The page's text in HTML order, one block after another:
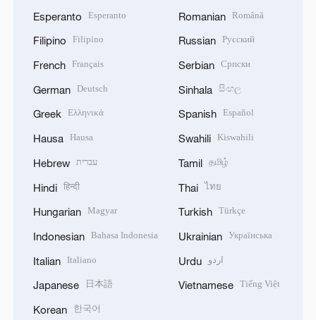
Esperanto Esperanto
Filipino Filipino
French Français
German Deutsch
Greek Ελληνικά
Hausa Hausa
Hebrew עברית
Hindi हिन्दी
Hungarian Magyar
Indonesian Bahasa Indonesia
Italian Italiano
Japanese 日本語
Korean 한국어
Romanian Română
Russian Русский
Serbian Српски
Sinhala සිංහල
Spanish Español
Swahili Kiswahili
Tamil தமிழ்
Thai ไทย
Turkish Türkçe
Ukrainian Українська
Urdu اردو
Vietnamese Tiếng Việt